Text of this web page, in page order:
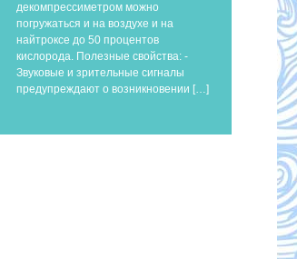
декомпрессиметром можно
погружаться и на воздухе и на
найтроксе до 50 процентов
кислорода. Полезные свойства: -
Звуковые и зрительные сигналы
предупреждают о возникновении […]